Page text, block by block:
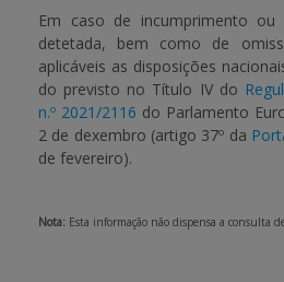
Em caso de incumprimento ou
detetada, bem como de
aplicáveis as disposições
do previsto no Título IV do
n.º 2021/2116 do Parlamento
2 de dexembro (artigo 37º da
de fevereiro).
Nota: Esta informação não dispensa a consulta